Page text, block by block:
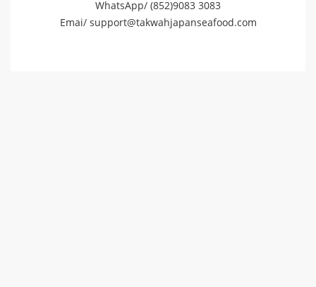
WhatsApp/ (852)9083 3083
Emai/ support@takwahjapanseafood.com